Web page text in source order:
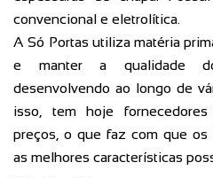
convencional e eletrolítica.
A Só Portas utiliza matéria
e manter a qualidade
desenvolvendo ao longo de
isso, tem hoje
preços, o que faz com que os
as melhores características